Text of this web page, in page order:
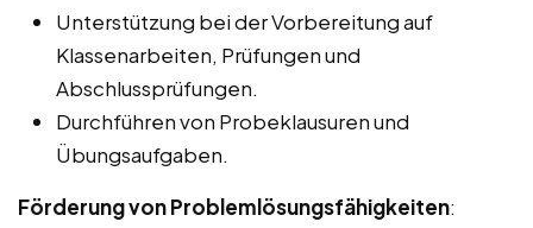
Unterstützung bei der Vorbereitung auf
Klassenarbeiten, Prüfungen und
Abschlussprüfungen.
Durchführen von Probeklausuren und
Übungsaufgaben.
Förderung von Problemlösungsfähigkeiten: